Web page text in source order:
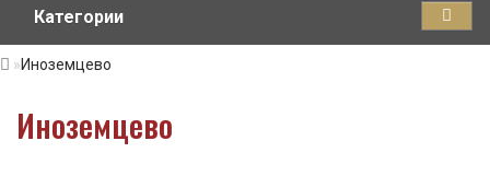
Категории
Иноземцево
Иноземцево